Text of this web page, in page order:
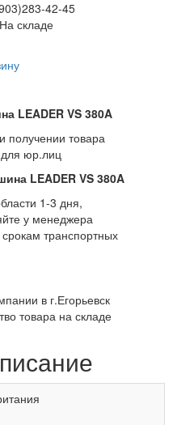
42-45
На складе
LEADER VS 380A
получении товара
юр.лиц
LEADER VS 380A
1-3 дня,
у менеджера
транспортных
в г.Егорьевск
товара на складе